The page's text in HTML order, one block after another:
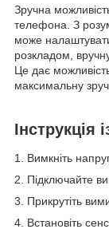
Зручна
телефона. З
може
розкладом,
Це дає
максимальну
Інструкція
1. Вимкніть
2. Підключайте
3. Прикрутіть
4. Встановіть